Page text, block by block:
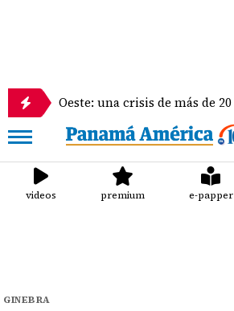
una crisis de más de 20 años
videos premium e-papper
GINEBRA